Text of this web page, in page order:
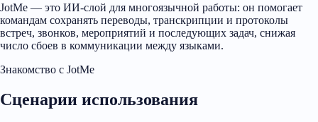
JotMe — это ИИ-слой для многоязычной работы: он помогает
командам сохранять переводы, транскрипции и протоколы
встреч, звонков, мероприятий и последующих задач, снижая
число сбоев в коммуникации между языками.
Знакомство с JotMe
Сценарии использования